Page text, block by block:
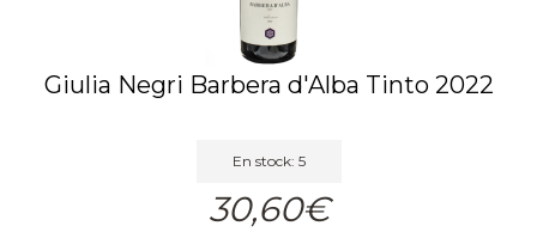
Giulia Negri Barbera d'Alba Tinto 2022
En stock: 5
30,60€